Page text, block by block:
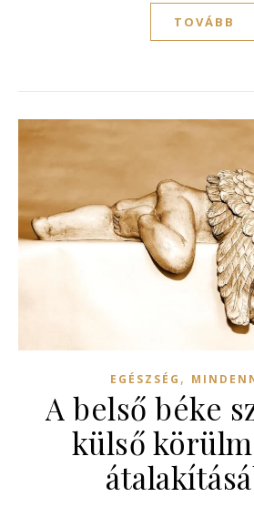
TOVÁBB
EGÉSZSÉG ,
A belső béke
külső